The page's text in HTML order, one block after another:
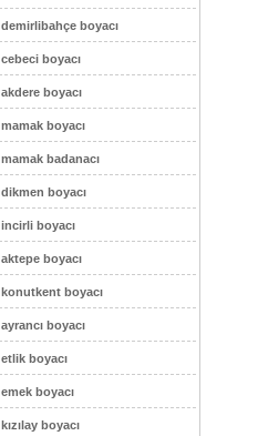
demirlibahçe boyacı
cebeci boyacı
akdere boyacı
mamak boyacı
mamak badanacı
dikmen boyacı
incirli boyacı
aktepe boyacı
konutkent boyacı
ayrancı boyacı
etlik boyacı
emek boyacı
kızılay boyacı